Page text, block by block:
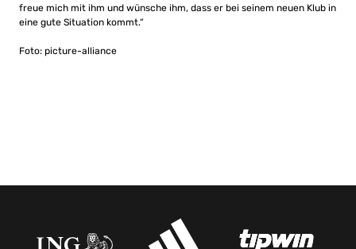
freue mich mit ihm und wünsche ihm, dass er bei seinem neuen Klub in
eine gute Situation kommt.“
Foto: picture-alliance